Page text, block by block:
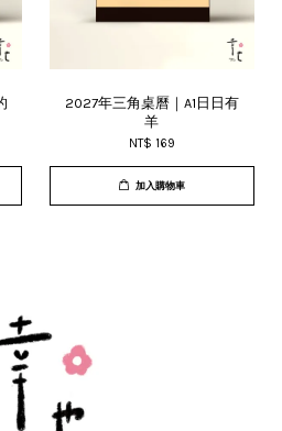
2027年三角桌曆｜A1日日有
羊
NT$ 169
加入購物車